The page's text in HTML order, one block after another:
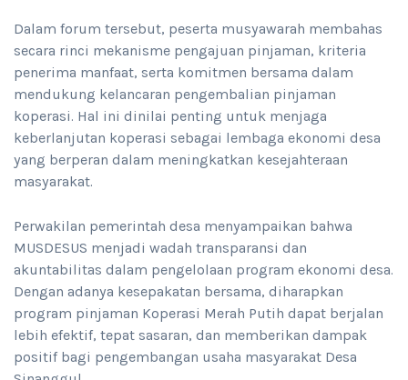
Dalam forum tersebut, peserta musyawarah membahas
secara rinci mekanisme pengajuan pinjaman, kriteria
penerima manfaat, serta komitmen bersama dalam
mendukung kelancaran pengembalian pinjaman
koperasi. Hal ini dinilai penting untuk menjaga
keberlanjutan koperasi sebagai lembaga ekonomi desa
yang berperan dalam meningkatkan kesejahteraan
masyarakat.
Perwakilan pemerintah desa menyampaikan bahwa
MUSDESUS menjadi wadah transparansi dan
akuntabilitas dalam pengelolaan program ekonomi desa.
Dengan adanya kesepakatan bersama, diharapkan
program pinjaman Koperasi Merah Putih dapat berjalan
lebih efektif, tepat sasaran, dan memberikan dampak
positif bagi pengembangan usaha masyarakat Desa